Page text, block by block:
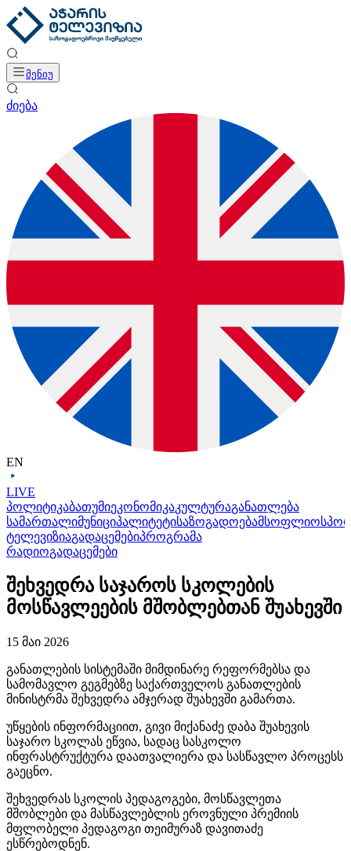
მენიუ
ძიება
EN
LIVE
პოლიტიკაბათუმიეკონომიკაკულტურაგანათლება
სამართალიმუნიციპალიტეტისაზოგადოებამსოფლიო
ტელევიზიაგადაცემებიპროგრამა
რადიოგადაცემები
შეხვედრა საჯაროს სკოლების
მოსწავლეების მშობლებთან შუახევში
15 მაი 2026
განათლების სისტემაში მიმდინარე რეფორმებსა და
სამომავლო გეგმებზე საქართველოს განათლების
მინისტრმა შეხვედრა ამჯერად შუახევში გამართა.
უწყების ინფორმაციით, გივი მიქანაძე დაბა შუახევის
საჯარო სკოლას ეწვია, სადაც სასკოლო
ინფრასტრუქტურა დაათვალიერა და სასწავლო პროცესს
გაეცნო.
შეხვედრას სკოლის პედაგოგები, მოსწავლეთა
მშობლები და მასწავლებლის ეროვნული პრემიის
მფლობელი პედაგოგი თეიმურაზ დავითაძე
ესწრებოდნენ.